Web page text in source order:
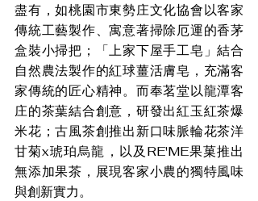
盡有，如桃園市東勢庄文化協會以客家
傳統工藝製作、寓意著掃除厄運的香茅
盒裝小掃把；「上家下屋手工皂」結合
自然農法製作的紅球薑活膚皂，充滿客
家傳統的匠心精神。而奉茗堂以龍潭客
庄的茶葉結合創意，研發出紅玉紅茶爆
米花；古風茶創推出新口味脈輪花茶洋
甘菊x琥珀烏龍，以及RE'ME果菓推出
無添加果茶，展現客家小農的獨特風味
與創新實力。